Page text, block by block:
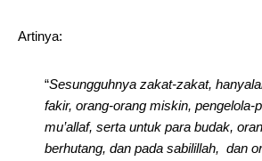
Artinya:
“Sesungguhnya zakat-zakat,
fakir, orang-orang miskin, pengelola-
mu’allaf, serta untuk para budak,
berhutang, dan pada sabilillah, dan